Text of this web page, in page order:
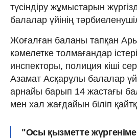
түсіндіру жұмыстарын
балалар үйінің
Жоғалған баланы тапқан
кәмелетке толмағандар
инспекторы, полиция кіші
Азамат Асқарұлы балалар
арнайы барып 14 жастағы
мен хал жағдайын біліп
"Осы қызметте